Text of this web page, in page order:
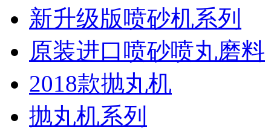
新升级版喷砂机系列
原装进口喷砂喷丸磨料
2018款抛丸机
抛丸机系列